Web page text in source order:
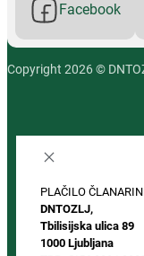
Facebook
Copyright 2026 ©
PLAČILO
DNTOZLJ,
Tbilisijska ulica 89
1000 Ljubljana